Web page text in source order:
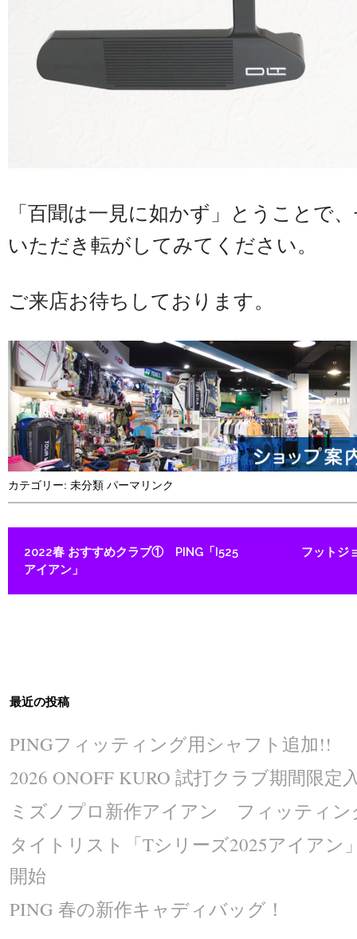
「百聞は一見に如かず」とうことで
いただき転がしてみてください。
ご来店お待ちしております。
カテゴリー: 未分類 パーマリンク
投稿ナビゲーション
2022春 おすすめクラブ① PING「I525
アイアン」
フットジ
最近の投稿
PINGフィッティング用シャフト追加!!
2026 ONOFF KURO 試打クラブ期間限定
ミズノプロ新作アイアン フィッティン
タイトリスト「Tシリーズ2025アイアン
開始
PING 春の新作キャディバッグ！